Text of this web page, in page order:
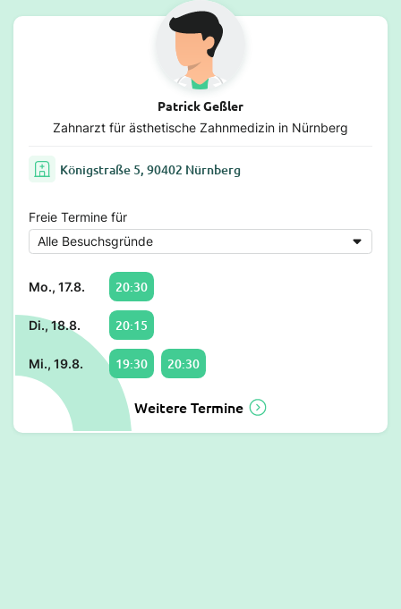
Patrick Geßler
Zahnarzt für ästhetische Zahnmedizin in Nürnberg
Königstraße 5, 90402 Nürnberg
Freie Termine für
Mo., 17.8. 20:30
Di., 18.8. 20:15
Mi., 19.8. 19:30 20:30
Weitere Termine